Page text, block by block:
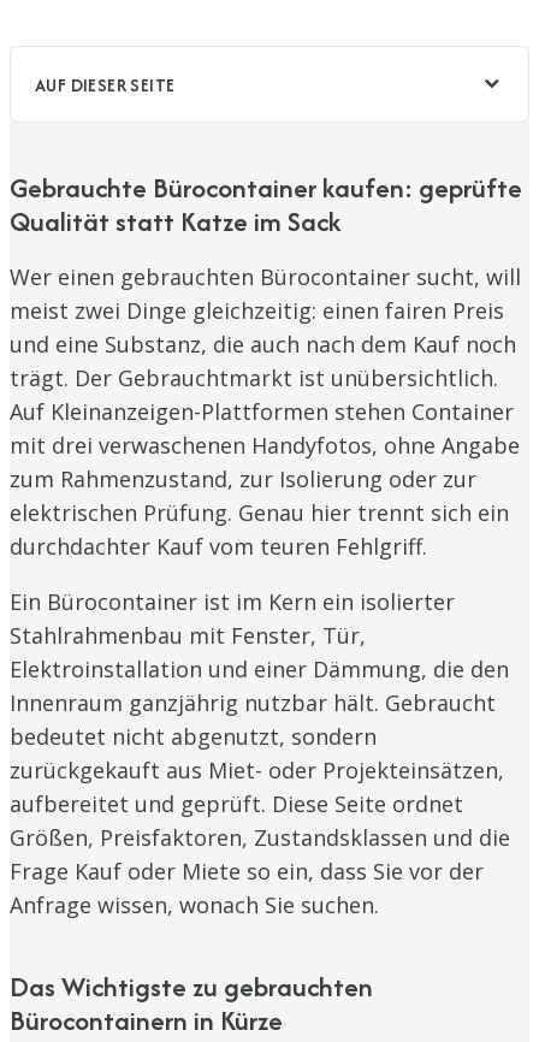
AUF DIESER SEITE
Gebrauchte Bürocontainer kaufen: geprüfte
Qualität statt Katze im Sack
Wer einen gebrauchten Bürocontainer sucht, will
meist zwei Dinge gleichzeitig: einen fairen Preis
und eine Substanz, die auch nach dem Kauf noch
trägt. Der Gebrauchtmarkt ist unübersichtlich.
Auf Kleinanzeigen-Plattformen stehen Container
mit drei verwaschenen Handyfotos, ohne Angabe
zum Rahmenzustand, zur Isolierung oder zur
elektrischen Prüfung. Genau hier trennt sich ein
durchdachter Kauf vom teuren Fehlgriff.
Ein Bürocontainer ist im Kern ein isolierter
Stahlrahmenbau mit Fenster, Tür,
Elektroinstallation und einer Dämmung, die den
Innenraum ganzjährig nutzbar hält. Gebraucht
bedeutet nicht abgenutzt, sondern
zurückgekauft aus Miet- oder Projekteinsätzen,
aufbereitet und geprüft. Diese Seite ordnet
Größen, Preisfaktoren, Zustandsklassen und die
Frage Kauf oder Miete so ein, dass Sie vor der
Anfrage wissen, wonach Sie suchen.
Das Wichtigste zu gebrauchten
Bürocontainern in Kürze